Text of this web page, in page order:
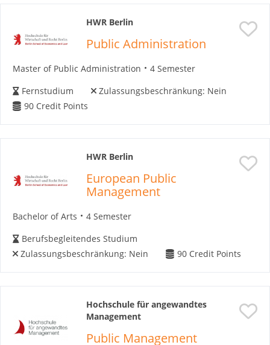
HWR Berlin
Public Administration
Master of Public Administration
4 Semester
Fernstudium
Zulassungsbeschränkung: Nein
90 Credit Points
HWR Berlin
European Public
Management
Bachelor of Arts
4 Semester
Berufsbegleitendes Studium
Zulassungsbeschränkung: Nein 90 Credit Points
Hochschule für angewandtes
Management
Public Management